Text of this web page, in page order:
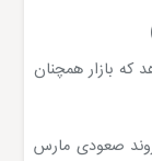
نشان می‌دهد که بازار همچنان
به روند صعودی مارس